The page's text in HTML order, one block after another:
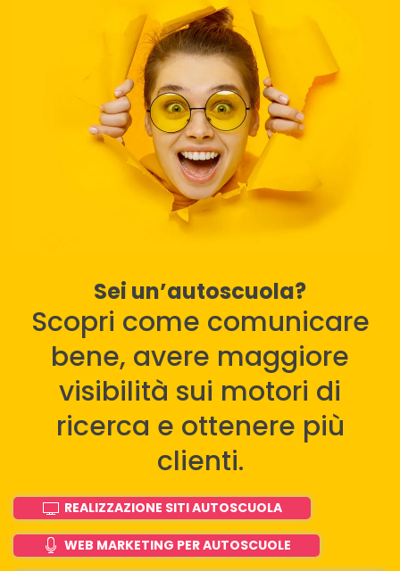
Sei un’autoscuola?
Scopri come comunicare
bene, avere maggiore
visibilità sui motori di
ricerca e ottenere più
clienti.
REALIZZAZIONE SITI AUTOSCUOLA
WEB MARKETING PER AUTOSCUOLE